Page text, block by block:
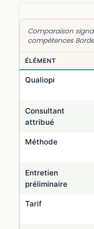
Comparaison
compétences
ÉLÉMENT
Qualiopi
Consultant
attribué
Méthode
Entretien
préliminaire
Tarif